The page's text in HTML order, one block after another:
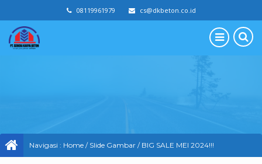
08119961979 cs@dkbeton.co.id
Navigasi : Home / Slide Gambar / BIG SALE MEI 2024!!!